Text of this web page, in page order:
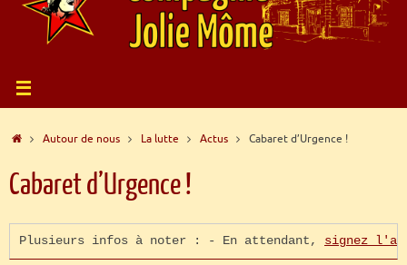
Accueil
Autour de nous La lutte Actus Cabaret d’Urgence !
Cabaret d’Urgence !
Plusieurs infos à noter : - En attendant, signez